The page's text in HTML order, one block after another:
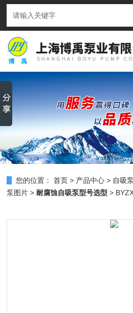
您的位置： 首页 > 产品中心 > 自吸
泵图片 >耐腐蚀自吸泵型号选型 >